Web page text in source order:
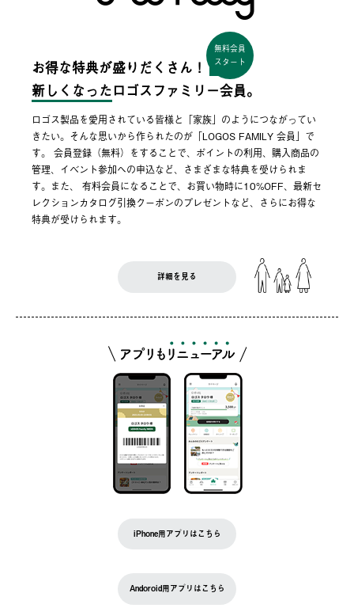
お得な特典が盛りだくさん！
無料会員
スタート
新しくなった ロゴスファミリー会員。
ロゴス製品を愛用されている皆様と「家族」のようにつながってい
きたい。そんな思いから作られたのが「LOGOS FAMILY 会員」で
す。 会員登録（無料）をすることで、ポイントの利用、購入商品の
管理、イベント参加への申込など、さまざまな特典を受けられま
す。また、 有料会員になることで、お買い物時に10%OFF、最新セ
レクションカタログ引換クーポンのプレゼントなど、さらにお得な
特典が受けられます。
詳細を見る
iPhone用アプリはこちら
Andoroid用アプリはこちら